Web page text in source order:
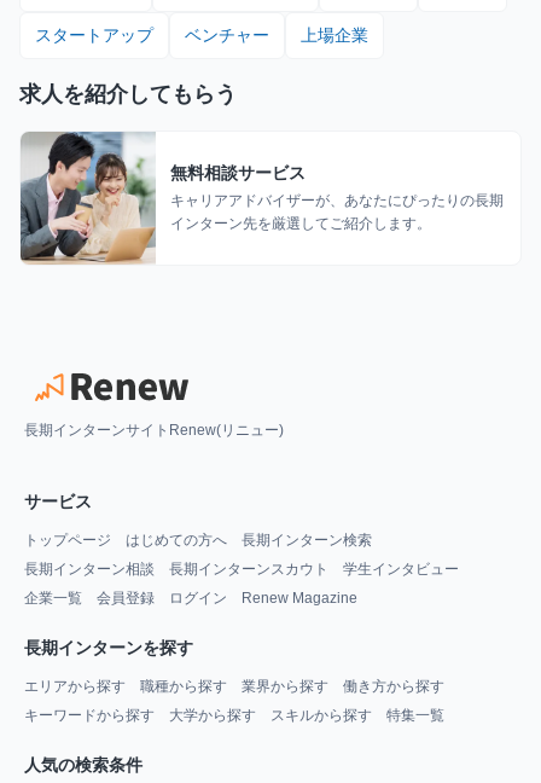
スタートアップ ベンチャー 上場企業
求人を紹介してもらう
無料相談サービス
キャリアアドバイザーが、あなたにぴったりの長期
インターン先を厳選してご紹介します。
長期インターンサイトRenew(リニュー)
サービス
トップページ はじめての方へ
長期インターン検索
長期インターン相談
長期インターンスカウト
学生インタビュー
企業一覧
会員登録 ログイン Renew Magazine
長期インターンを探す
エリアから探す 職種から探す 業界から探す
働き方から探す
キーワードから探す
大学から探す スキルから探す 特集一覧
人気の検索条件